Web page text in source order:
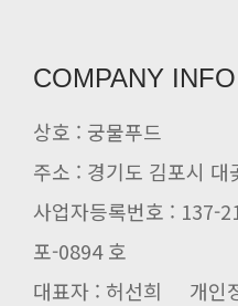
COMPANY INFO
상호 : 궁물푸드
주소 : 경기도 김포시
사업자등록번호 : 137-
포-0894 호
대표자 : 허선희 개인